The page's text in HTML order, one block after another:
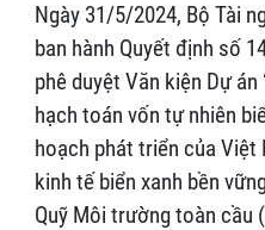
Ngày 31/5/2024, Bộ Tài
ban hành Quyết định số
phê duyệt Văn kiện Dự án
hạch toán vốn tự nhiên
hoạch phát triển của Việt
kinh tế biển xanh bền
Quỹ Môi trường toàn cầu